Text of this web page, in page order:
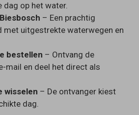
dag op het water.
– Een prachtig
met uitgestrekte waterwegen en
bestellen – Ontvang de
mail en deel het direct als
wisselen – De ontvanger kiest
dag.